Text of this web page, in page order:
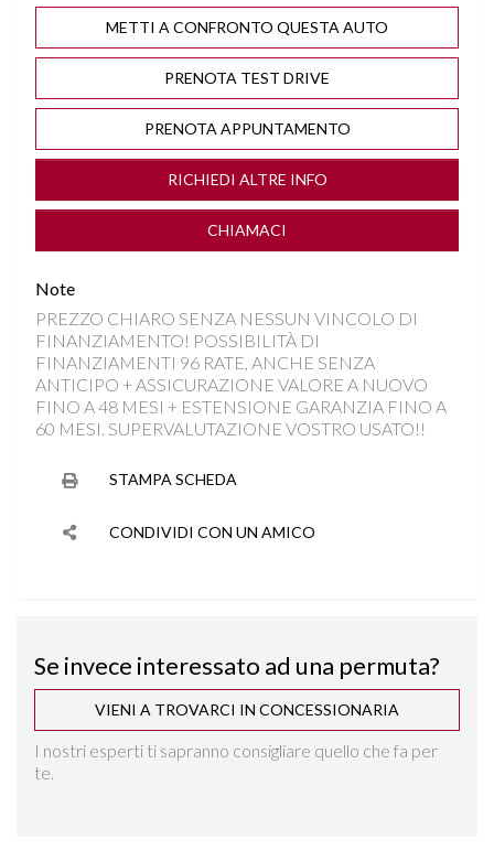
PARKTRONIC
SEDILE REGOLABILE IN ALTEZZA
SPECCHIETTI ELETTRICI
START&STOP
TFT
VOLANTE MULTIFUNZIONE
METTI A CONFRONTO QUESTA AUTO
PRENOTA TEST DRIVE
PRENOTA APPUNTAMENTO
RICHIEDI ALTRE INFO
CHIAMACI
Note
PREZZO CHIARO SENZA NESSUN VINCOLO DI
FINANZIAMENTO! POSSIBILITÀ DI
FINANZIAMENTI 96 RATE, ANCHE SENZA
ANTICIPO + ASSICURAZIONE VALORE A NUOVO
FINO A 48 MESI + ESTENSIONE GARANZIA FINO A
60 MESI. SUPERVALUTAZIONE VOSTRO USATO!!
STAMPA SCHEDA
CONDIVIDI CON UN AMICO
Se invece interessato ad una permuta?
VIENI A TROVARCI IN CONCESSIONARIA
I nostri esperti ti sapranno consigliare quello che fa per
te.